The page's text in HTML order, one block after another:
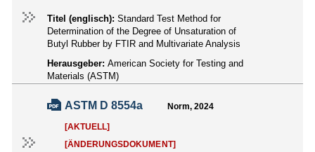
Titel (englisch): Standard Test Method for
Determination of the Degree of Unsaturation of
Butyl Rubber by FTIR and Multivariate Analysis
Herausgeber: American Society for Testing and
Materials (ASTM)
ASTM D 8554a Norm, 2024
[AKTUELL]
[ÄNDERUNGSDOKUMENT]